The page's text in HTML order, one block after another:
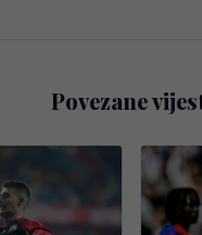
Povezane